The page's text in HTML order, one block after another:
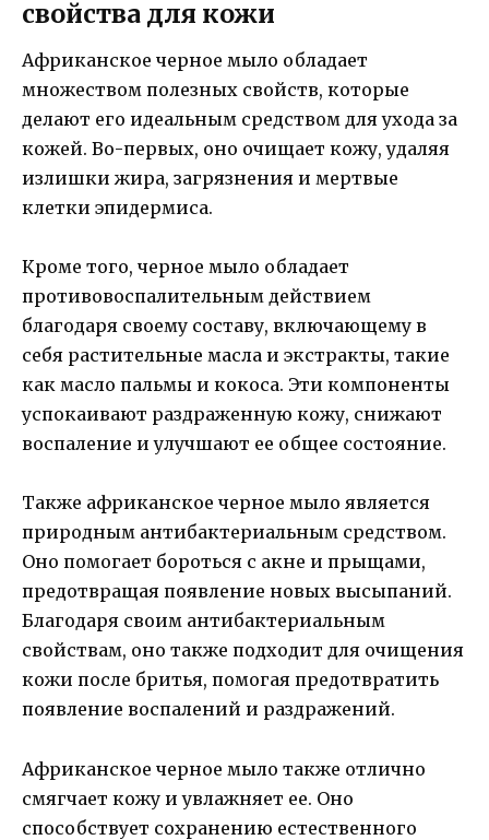
свойства для кожи
Африканское черное мыло обладает
множеством полезных свойств, которые
делают его идеальным средством для ухода за
кожей. Во-первых, оно очищает кожу, удаляя
излишки жира, загрязнения и мертвые
клетки эпидермиса.
Кроме того, черное мыло обладает
противовоспалительным действием
благодаря своему составу, включающему в
себя растительные масла и экстракты, такие
как масло пальмы и кокоса. Эти компоненты
успокаивают раздраженную кожу, снижают
воспаление и улучшают ее общее состояние.
Также африканское черное мыло является
природным антибактериальным средством.
Оно помогает бороться с акне и прыщами,
предотвращая появление новых высыпаний.
Благодаря своим антибактериальным
свойствам, оно также подходит для очищения
кожи после бритья, помогая предотвратить
появление воспалений и раздражений.
Африканское черное мыло также отлично
смягчает кожу и увлажняет ее. Оно
способствует сохранению естественного